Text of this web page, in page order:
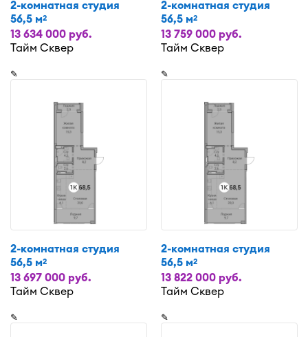
2-комнатная студия
56,5 м2
13 634 000 руб.
Тайм Сквер
2-комнатная студия
56,5 м2
13 759 000 руб.
Тайм Сквер
✎
2-комнатная студия
56,5 м2
13 697 000 руб.
Тайм Сквер
✎
2-комнатная студия
56,5 м2
13 822 000 руб.
Тайм Сквер
✎ ✎